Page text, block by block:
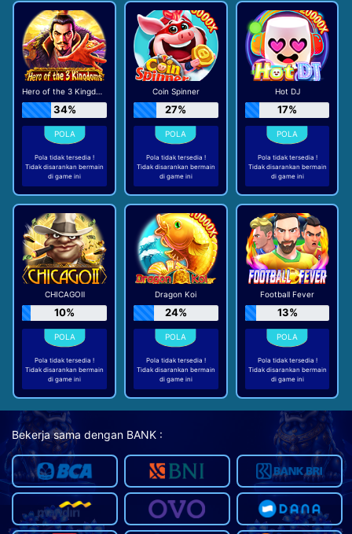
Hero of the 3 Kingdoms - Cao Cao
34%
Pola tidak tersedia !
Tidak disarankan bermain
di game ini
Coin Spinner
27%
Pola tidak tersedia !
Tidak disarankan bermain
di game ini
Hot DJ
17%
Pola tidak tersedia !
Tidak disarankan bermain
di game ini
CHICAGOⅡ
10%
Pola tidak tersedia !
Tidak disarankan bermain
di game ini
Dragon Koi
24%
Pola tidak tersedia !
Tidak disarankan bermain
di game ini
Football Fever
13%
Pola tidak tersedia !
Tidak disarankan bermain
di game ini
Bekerja sama dengan BANK :